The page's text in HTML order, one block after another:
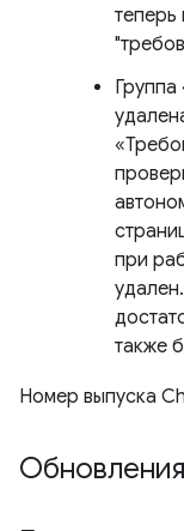
Группа
при
также
Номер выпуска